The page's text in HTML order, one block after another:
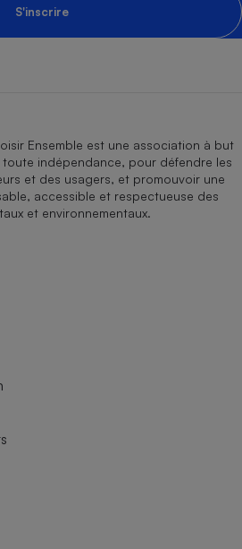
S'inscrire
Ensemble est une association à but
indépendance, pour défendre les
et des usagers, et promouvoir une
accessible et respectueuse des
et environnementaux.